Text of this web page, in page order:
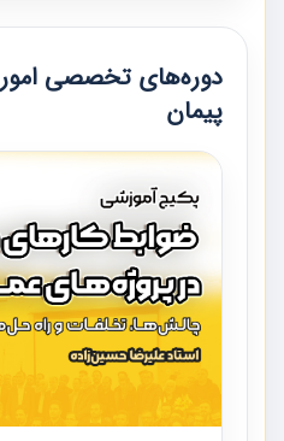
دوره‌های تخصصی امور
پیمان